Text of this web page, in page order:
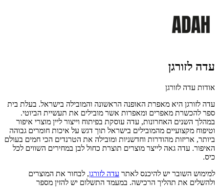
עדה לזורגן
אודות עדה לזורגן
עדה לזורגן היא מאפרת האופנה הראשונה והמובילה בישראל. בעלת בית
ספר להכשרת מאפרים ומאפרות אשר מובילים את תעשיית הביוטי.
במהלך השנים האחרונות, עדה עוסקת בפיתוח וייצור ליין מוצרי איפור
וטיפוח מקצועיים מהמובילים בישראל תוך דגש על איכות חומרים גבוהה
ביותר, אריזות מהודרות וחדשניות ומובילה את הטרנדים הכי חמים בעולם
האיפור. עדה גאה לייצר מוצרים תוצרת כחול לבן במחירים השווים לכל
כיס.
למימוש השובר יש להיכנס לאתר עדה לזורגן, לבחור את המוצרים
ולהשלים את תהליך הרכישה. במעמד התשלום יש להזין מספר